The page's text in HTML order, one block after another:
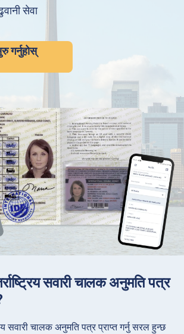
सेवा
गर्नुहोस्
सवारी चालक अनुमति पत्र
सवारी चालक अनुमति पत्र प्राप्त गर्नु सरल हुन्छ